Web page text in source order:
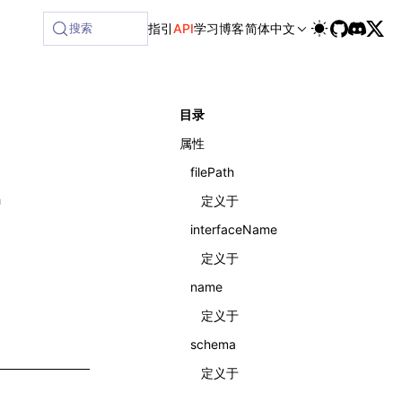
at /next/zh/llms-full.txt, and this page is available
搜索 指引API学习博客简体中文
目录
属性
filePath
定义于
interfaceName
定义于
name
定义于
schema
定义于